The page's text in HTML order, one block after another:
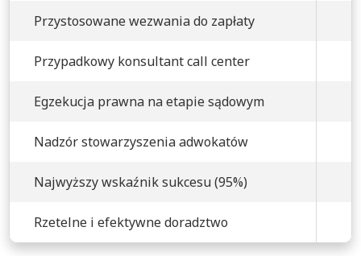
Przystosowane wezwania do zapłaty
Przypadkowy konsultant call center
Egzekucja prawna na etapie sądowym
Nadzór stowarzyszenia adwokatów
Najwyższy wskaźnik sukcesu (95%)
Rzetelne i efektywne doradztwo